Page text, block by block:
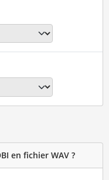
en fichier WAV ?